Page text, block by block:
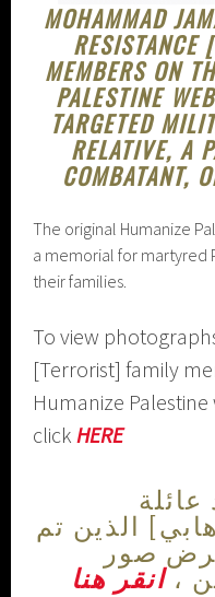
MOHAMMAD
RESISTANCE
MEMBERS ON
PALESTINE
TARGETED
RELATIVE, A
COMBATANT,
The original Humanize
a memorial for martyred
their families.
To view
[Terrorist] family
Humanize
clickHERE
الـ35 [الإرهابي] الذين تم
صور
،انقر هنا